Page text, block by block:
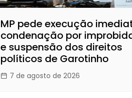
MP pede execução
condenação por
e suspensão dos direitos
políticos de Garotinho
7 de agosto de 2026